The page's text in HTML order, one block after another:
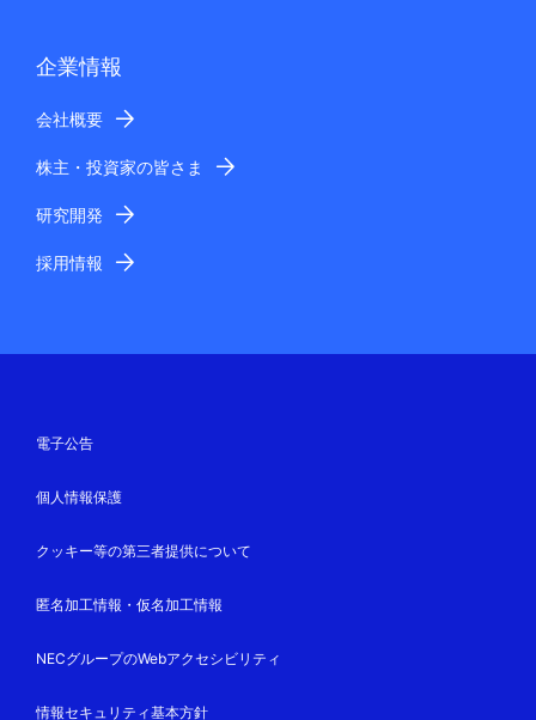
企業情報
会社概要
株主・投資家の皆さま
研究開発
採用情報
電子公告
個人情報保護
クッキー等の第三者提供について
匿名加工情報・仮名加工情報
NECグループのWebアクセシビリティ
情報セキュリティ基本方針